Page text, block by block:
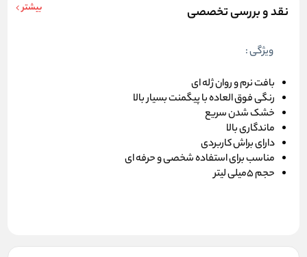
نقد و بررسی تخصصی بیشتر
ویژگی :
بافت نرم و روان ژله ای
رنگی فوق العاده با پیگمنت بسیار بالا
خشک شدن سریع
ماندگاری بالا
دارای براش کاربردی
مناسب برای استفاده شخصی و حرفه ای
حجم 5میلی لیتر